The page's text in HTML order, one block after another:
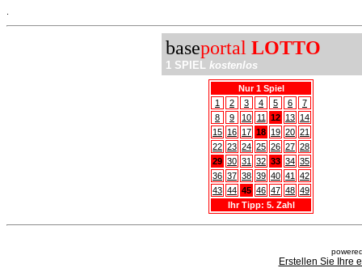
baseportal LOTTO
1 SPIEL kostenlos
Nur 1 Spiel
1
2 3 4 5 6
7
8
9 10 11 12 13 14
15 16 17 18 19 20 21
22 23 24 25 26 27 28
29 30 31 32 33 34 35
36 37 38 39 40 41
42
43 44 45 46 47 48 49
Ihr Tipp: 5. Zahl
Erstellen Sie Ihre